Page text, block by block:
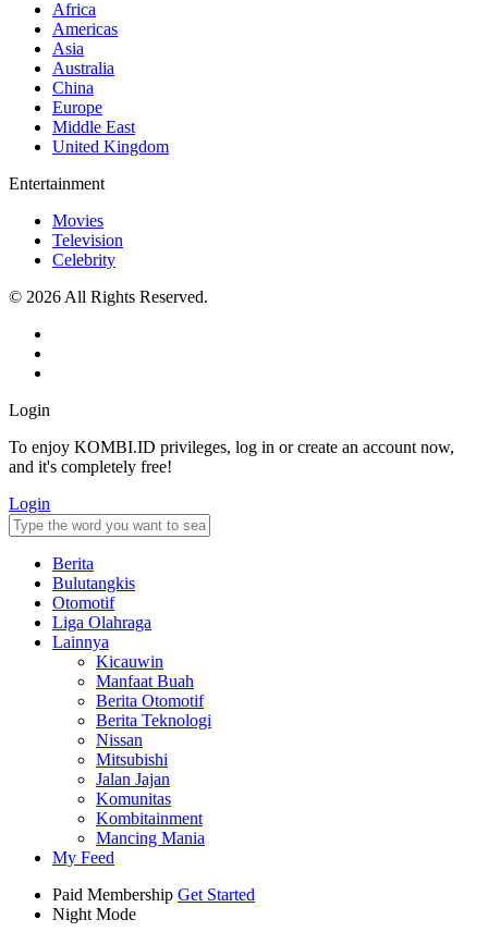
Africa
Americas
Asia
Australia
China
Europe
Middle East
United Kingdom
Entertainment
Movies
Television
Celebrity
© 2026 All Rights Reserved.
Login
To enjoy KOMBI.ID privileges, log in or create an account now,
and it's completely free!
Login
Berita
Bulutangkis
Otomotif
Liga Olahraga
Lainnya
Kicauwin
Manfaat Buah
Berita Otomotif
Berita Teknologi
Nissan
Mitsubishi
Jalan Jajan
Komunitas
Kombitainment
Mancing Mania
My Feed
Paid Membership Get Started
Night Mode